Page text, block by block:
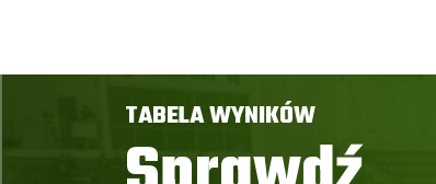
TABELA WYNIKÓW